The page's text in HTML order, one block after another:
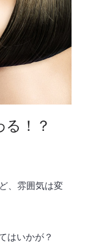
！？
、雰囲気は変
はいかが？